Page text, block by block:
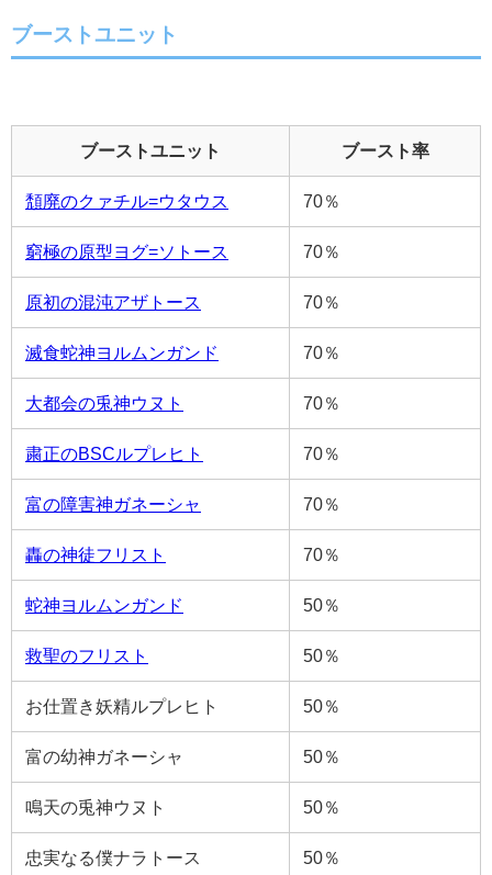
ブーストユニット
ブーストユニット ブースト率
頽廃のクァチル=ウタウス 70％
窮極の原型ヨグ=ソトース 70％
原初の混沌アザトース 70％
滅食蛇神ヨルムンガンド 70％
大都会の兎神ウヌト 70％
粛正のBSCルプレヒト 70％
富の障害神ガネーシャ 70％
轟の神徒フリスト 70％
蛇神ヨルムンガンド 50％
救聖のフリスト 50％
お仕置き妖精ルプレヒト 50％
富の幼神ガネーシャ 50％
鳴天の兎神ウヌト 50％
忠実なる僕ナラトース 50％